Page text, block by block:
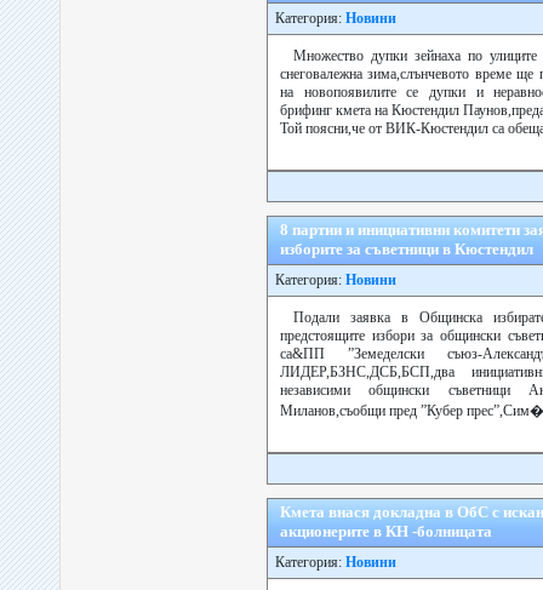
Категория: Новини
Множество дупки зейнаха по
снеговалежна зима,слънчевото време ще
на новопоявилите се дупки и
брифинг кмета на Кюстендил
Той поясни,че от ВИК-Кюстендил са
8 партии и инициативни комитети
изборите за съветници в Кюстендил
Категория: Новини
Подали заявка в Общинска
предстоящите избори за общински
са&ПП ”Земеделски съюз-
ЛИДЕР,БЗНС,ДСБ,БСП,два
независими общински съветници
Миланов,съобщи пред ”Кубер
Кмета внася докладна в ОбС с
акционерите в КН -болницата
Категория: Новини